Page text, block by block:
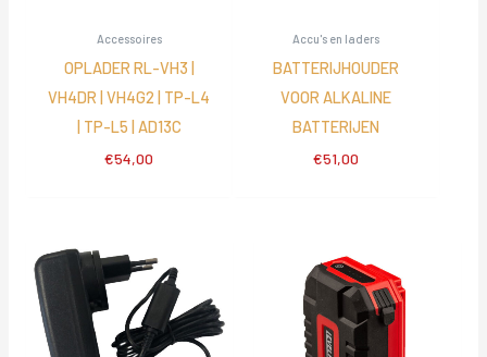
Accessoires
OPLADER RL-VH3 |
VH4DR | VH4G2 | TP-L4
| TP-L5 | AD13C
€54,00
Accu's en laders
BATTERIJHOUDER
VOOR ALKALINE
BATTERIJEN
€51,00